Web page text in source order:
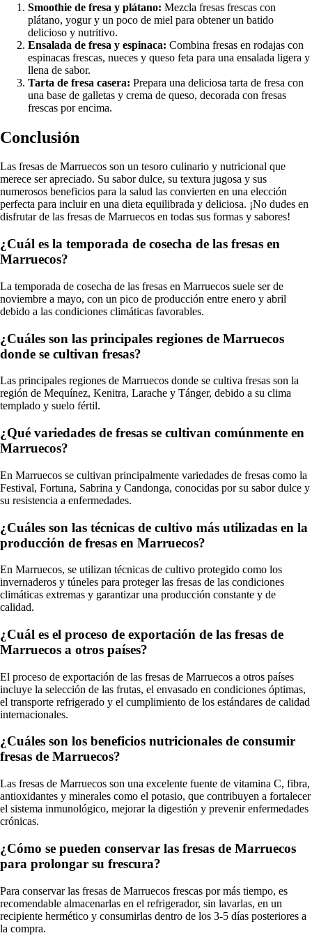
Smoothie de fresa y plátano: Mezcla fresas frescas con
plátano, yogur y un poco de miel para obtener un batido
delicioso y nutritivo.
Ensalada de fresa y espinaca: Combina fresas en rodajas con
espinacas frescas, nueces y queso feta para una ensalada ligera y
llena de sabor.
Tarta de fresa casera: Prepara una deliciosa tarta de fresa con
una base de galletas y crema de queso, decorada con fresas
frescas por encima.
Conclusión
Las fresas de Marruecos son un tesoro culinario y nutricional que
merece ser apreciado. Su sabor dulce, su textura jugosa y sus
numerosos beneficios para la salud las convierten en una elección
perfecta para incluir en una dieta equilibrada y deliciosa. ¡No dudes en
disfrutar de las fresas de Marruecos en todas sus formas y sabores!
¿Cuál es la temporada de cosecha de las fresas en
Marruecos?
La temporada de cosecha de las fresas en Marruecos suele ser de
noviembre a mayo, con un pico de producción entre enero y abril
debido a las condiciones climáticas favorables.
¿Cuáles son las principales regiones de Marruecos
donde se cultivan fresas?
Las principales regiones de Marruecos donde se cultiva fresas son la
región de Mequínez, Kenitra, Larache y Tánger, debido a su clima
templado y suelo fértil.
¿Qué variedades de fresas se cultivan comúnmente en
Marruecos?
En Marruecos se cultivan principalmente variedades de fresas como la
Festival, Fortuna, Sabrina y Candonga, conocidas por su sabor dulce y
su resistencia a enfermedades.
¿Cuáles son las técnicas de cultivo más utilizadas en la
producción de fresas en Marruecos?
En Marruecos, se utilizan técnicas de cultivo protegido como los
invernaderos y túneles para proteger las fresas de las condiciones
climáticas extremas y garantizar una producción constante y de
calidad.
¿Cuál es el proceso de exportación de las fresas de
Marruecos a otros países?
El proceso de exportación de las fresas de Marruecos a otros países
incluye la selección de las frutas, el envasado en condiciones óptimas,
el transporte refrigerado y el cumplimiento de los estándares de calidad
internacionales.
¿Cuáles son los beneficios nutricionales de consumir
fresas de Marruecos?
Las fresas de Marruecos son una excelente fuente de vitamina C, fibra,
antioxidantes y minerales como el potasio, que contribuyen a fortalecer
el sistema inmunológico, mejorar la digestión y prevenir enfermedades
crónicas.
¿Cómo se pueden conservar las fresas de Marruecos
para prolongar su frescura?
Para conservar las fresas de Marruecos frescas por más tiempo, es
recomendable almacenarlas en el refrigerador, sin lavarlas, en un
recipiente hermético y consumirlas dentro de los 3-5 días posteriores a
la compra.